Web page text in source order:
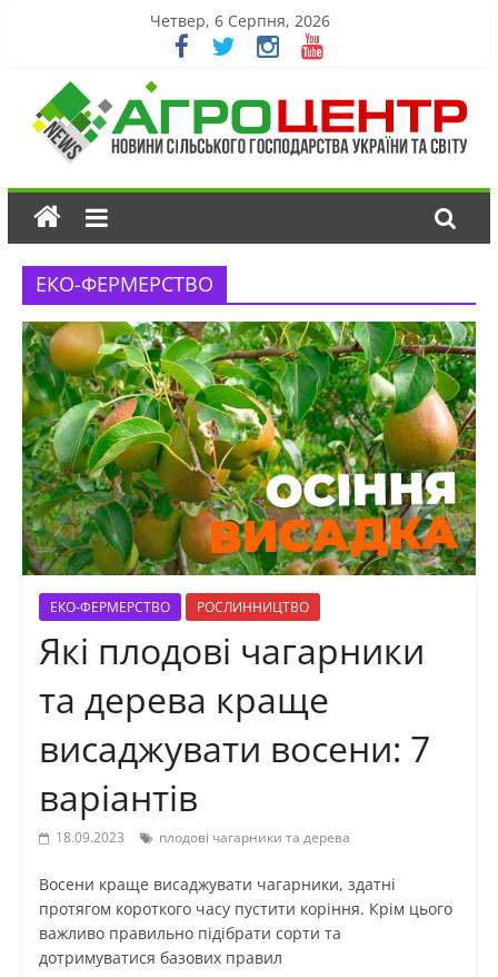
Четвер, 6 Серпня, 2026
ЕКО-ФЕРМЕРСТВО
ЕКО-ФЕРМЕРСТВО РОСЛИННИЦТВО
Які плодові чагарники
та дерева краще
висаджувати восени: 7
варіантів
18.09.2023 плодові чагарники та дерева
Восени краще висаджувати чагарники, здатні
протягом короткого часу пустити коріння. Крім цього
важливо правильно підібрати сорти та
дотримуватися базових правил